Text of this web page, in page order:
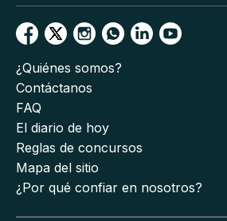
¿Quiénes somos?
Contáctanos
FAQ
El diario de hoy
Reglas de concursos
Mapa del sitio
¿Por qué confiar en nosotros?